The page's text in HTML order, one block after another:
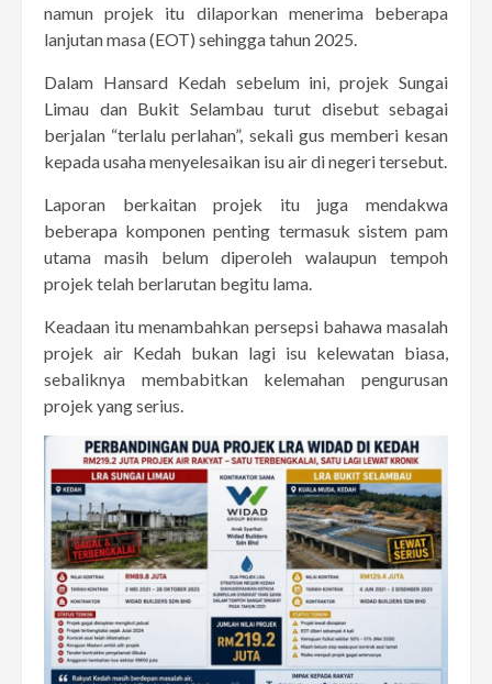
namun projek itu dilaporkan menerima beberapa
lanjutan masa (EOT) sehingga tahun 2025.
Dalam Hansard Kedah sebelum ini, projek Sungai
Limau dan Bukit Selambau turut disebut sebagai
berjalan “terlalu perlahan”, sekali gus memberi kesan
kepada usaha menyelesaikan isu air di negeri tersebut.
Laporan berkaitan projek itu juga mendakwa
beberapa komponen penting termasuk sistem pam
utama masih belum diperoleh walaupun tempoh
projek telah berlarutan begitu lama.
Keadaan itu menambahkan persepsi bahawa masalah
projek air Kedah bukan lagi isu kelewatan biasa,
sebaliknya membabitkan kelemahan pengurusan
projek yang serius.